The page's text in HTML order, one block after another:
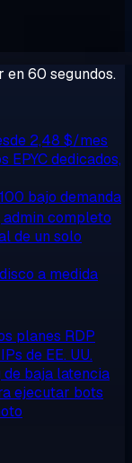
en 60 segundos.
2,48 $/mes
EPYC dedicados,
bajo demanda
completo
de un solo
a medida
planes RDP
de EE. UU.
baja latencia
ejecutar bots